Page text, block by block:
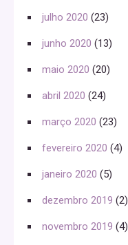
julho 2020 (23)
junho 2020 (13)
maio 2020 (20)
abril 2020 (24)
março 2020 (23)
fevereiro 2020 (4)
janeiro 2020 (5)
dezembro 2019 (2)
novembro 2019 (4)